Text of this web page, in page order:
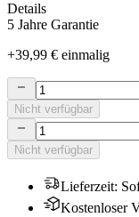
Details
5 Jahre Garantie
+39,99 € einmalig
Nicht verfügbar
Nicht verfügbar
Lieferzeit:
Kostenloser